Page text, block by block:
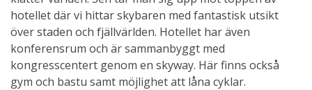
hotellet där vi hittar skybaren med fantastisk utsikt
över staden och fjällvärlden. Hotellet har även
konferensrum och är sammanbyggt med
kongresscentert genom en skyway. Här finns också
gym och bastu samt möjlighet att låna cyklar.